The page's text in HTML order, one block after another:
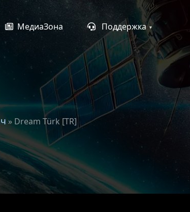
МедиаЗона Поддержка
» Dream Türk [TR]